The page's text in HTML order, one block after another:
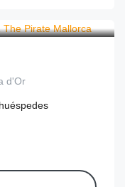
d'Or
huéspedes